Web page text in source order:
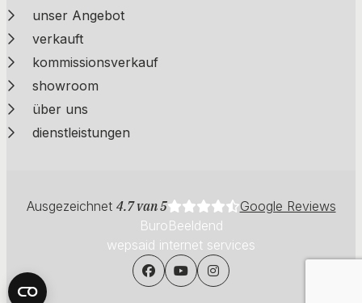
unser Angebot
verkauft
kommissionsverkauf
showroom
über uns
dienstleistungen
Ausgezeichnet 4.7 van 5
Google Reviews
BuroBeeldend
wepsaid internet services